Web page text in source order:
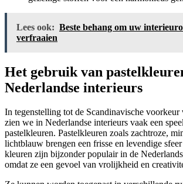
Lees ook: Beste behang om uw
verfraaien
Het gebruik van
Nederlandse interieurs
In tegenstelling tot de Scandinavische voorkeur
zien we in Nederlandse interieurs vaak een
pastelkleuren. Pastelkleuren zoals zachtroze,
lichtblauw brengen een frisse en levendige
kleuren zijn bijzonder populair in de
omdat ze een gevoel van vrolijkheid en